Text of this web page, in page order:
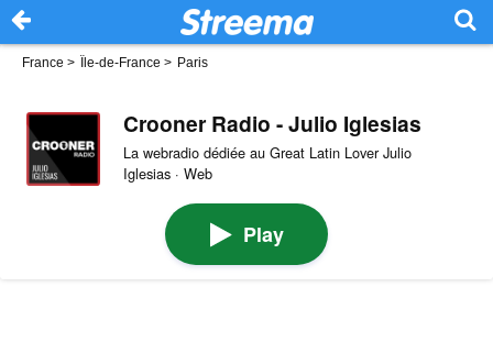
France > Île-de-France > Paris
Crooner Radio - Julio Iglesias
La webradio dédiée au Great Latin Lover Julio
Iglesias · Web
Play